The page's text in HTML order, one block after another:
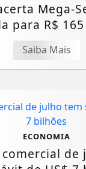
Mega-
para R$
Saiba Mais
ECONOMIA
comercial de